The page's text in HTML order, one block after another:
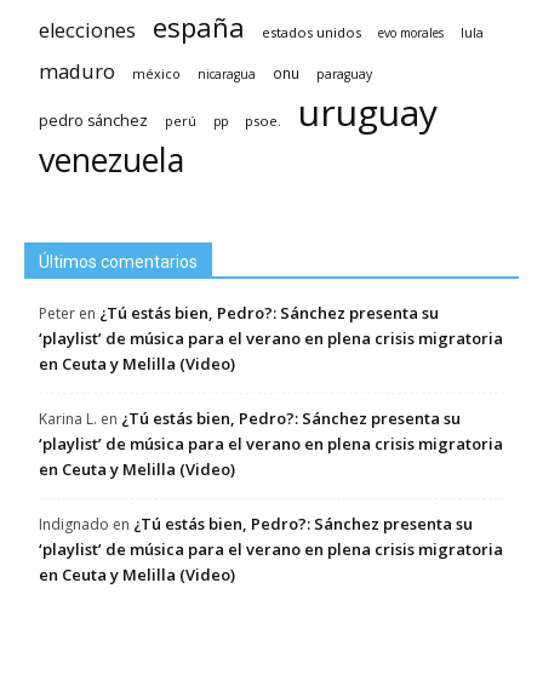
elecciones españa estados unidos evo morales lula
maduro méxico nicaragua onu paraguay
pedro sánchez perú pp psoe. uruguay
venezuela
Últimos comentarios
Peter en ¿Tú estás bien, Pedro?: Sánchez presenta su
‘playlist’ de música para el verano en plena crisis migratoria
en Ceuta y Melilla (Video)
Karina L. en ¿Tú estás bien, Pedro?: Sánchez presenta su
‘playlist’ de música para el verano en plena crisis migratoria
en Ceuta y Melilla (Video)
Indignado en ¿Tú estás bien, Pedro?: Sánchez presenta su
‘playlist’ de música para el verano en plena crisis migratoria
en Ceuta y Melilla (Video)